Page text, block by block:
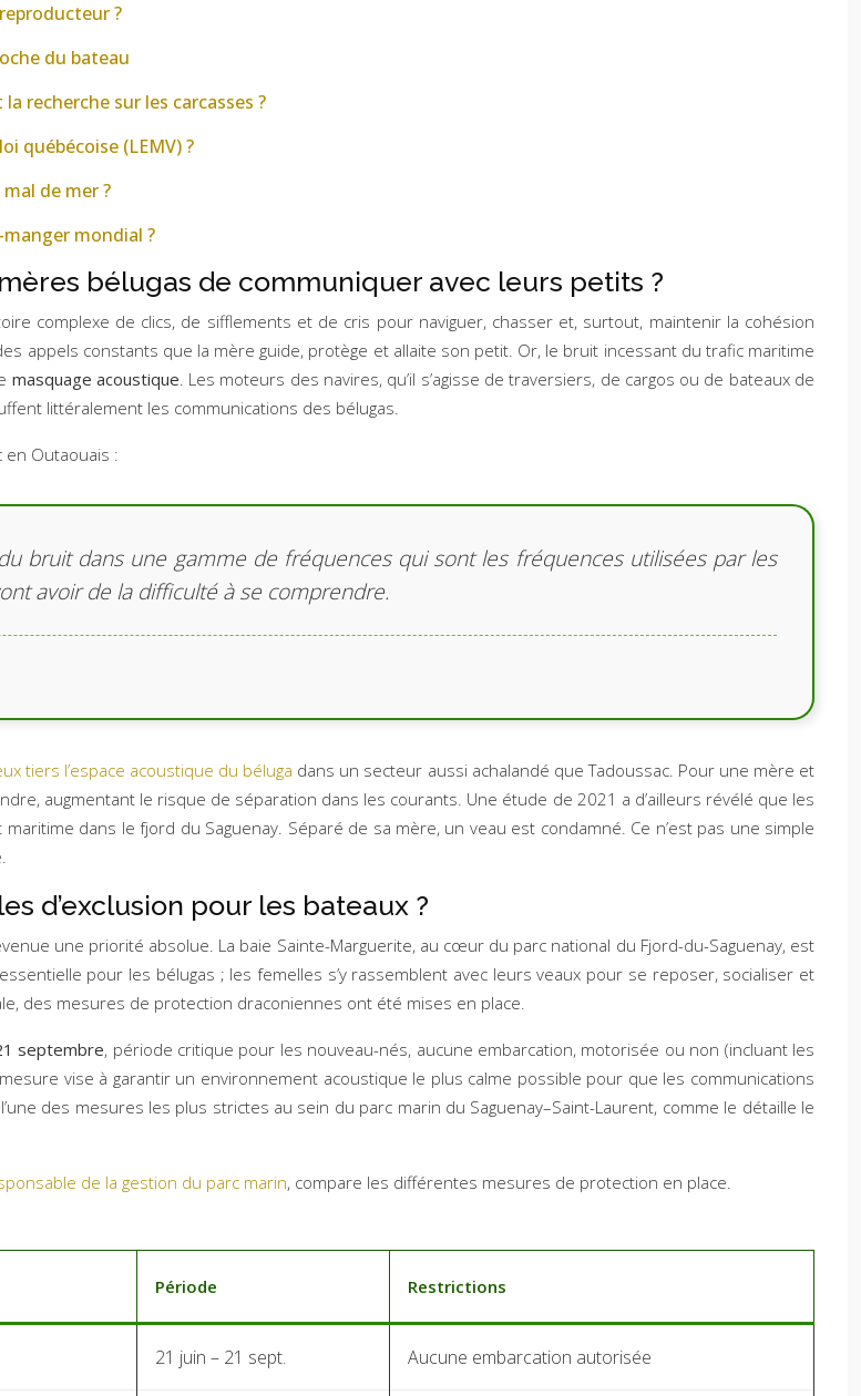
?
du bateau
recherche sur les carcasses ?
québécoise (LEMV) ?
de mer ?
mondial ?
bélugas de communiquer avec leurs petits ?
complexe de clics, de sifflements et de cris pour naviguer, chasser et, surtout, maintenir la cohésion
appels constants que la mère guide, protège et allaite son petit. Or, le bruit incessant du trafic maritime
masquage acoustique. Les moteurs des navires, qu’il s’agisse de traversiers, de cargos ou de bateaux de
littéralement les communications des bélugas.
en Outaouais :
bruit dans une gamme de fréquences qui sont les fréquences utilisées par les
avoir de la difficulté à se comprendre.
tiers l’espace acoustique du béluga dans un secteur aussi achalandé que Tadoussac. Pour une mère et
augmentant le risque de séparation dans les courants. Une étude de 2021 a d’ailleurs révélé que les
dans le fjord du Saguenay. Séparé de sa mère, un veau est condamné. Ce n’est pas une simple
d’exclusion pour les bateaux ?
une priorité absolue. La baie Sainte-Marguerite, au cœur du parc national du Fjord-du-Saguenay, est
pour les bélugas ; les femelles s’y rassemblent avec leurs veaux pour se reposer, socialiser et
des mesures de protection draconiennes ont été mises en place.
septembre, période critique pour les nouveau-nés, aucune embarcation, motorisée ou non (incluant les
vise à garantir un environnement acoustique le plus calme possible pour que les communications
des mesures les plus strictes au sein du parc marin du Saguenay–Saint-Laurent, comme le détaille le
de la gestion du parc marin, compare les différentes mesures de protection en place.
Période Restrictions
21 juin – 21 sept. Aucune embarcation autorisée